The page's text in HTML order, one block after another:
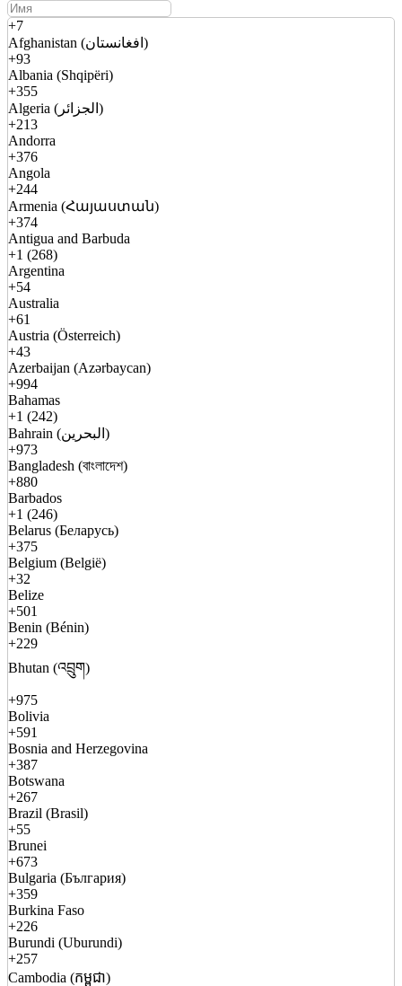
+7
Afghanistan (افغانستان)
+93
Albania (Shqipëri)
+355
Algeria (الجزائر)
+213
Andorra
+376
Angola
+244
Armenia (Հայաստան)
+374
Antigua and Barbuda
+1 (268)
Argentina
+54
Australia
+61
Austria (Österreich)
+43
Azerbaijan (Azərbaycan)
+994
Bahamas
+1 (242)
Bahrain (البحرين)
+973
Bangladesh (বাংলাদেশ)
+880
Barbados
+1 (246)
Belarus (Беларусь)
+375
Belgium (België)
+32
Belize
+501
Benin (Bénin)
+229
Bhutan (འབྲུག)
+975
Bolivia
+591
Bosnia and Herzegovina
+387
Botswana
+267
Brazil (Brasil)
+55
Brunei
+673
Bulgaria (България)
+359
Burkina Faso
+226
Burundi (Uburundi)
+257
Cambodia (កម្ពុជា)